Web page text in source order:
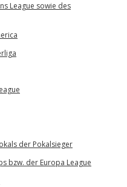
League sowie des
der Pokalsieger
bzw. der Europa League